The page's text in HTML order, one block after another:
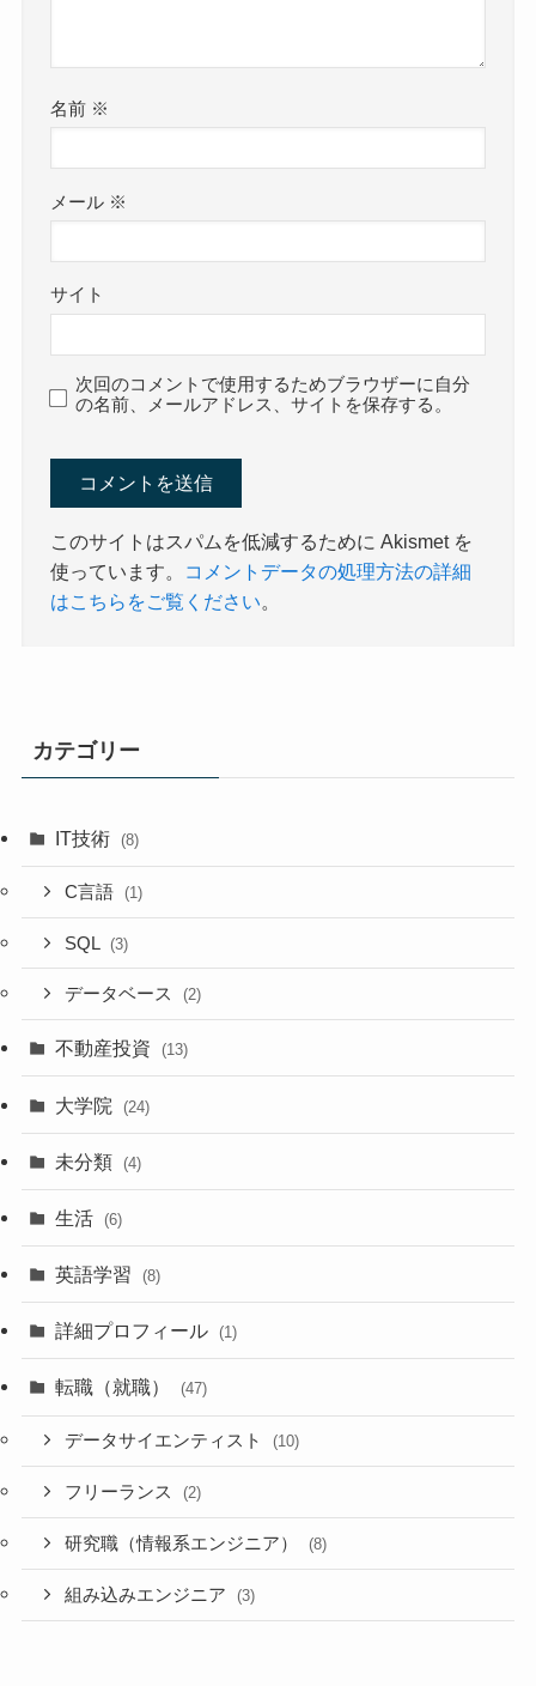
名前 ※
メール ※
サイト
次回のコメントで使用するためブラウザーに自分
の名前、メールアドレス、サイトを保存する。
このサイトはスパムを低減するために Akismet を
使っています。
コメントデータの処理方法の詳細
はこちらをご覧ください。
カテゴリー
IT技術 (8)
C言語 (1)
SQL (3)
データベース (2)
不動産投資 (13)
大学院 (24)
未分類 (4)
生活 (6)
英語学習 (8)
詳細プロフィール (1)
転職（就職） (47)
データサイエンティスト (10)
フリーランス (2)
研究職（情報系エンジニア） (8)
組み込みエンジニア (3)